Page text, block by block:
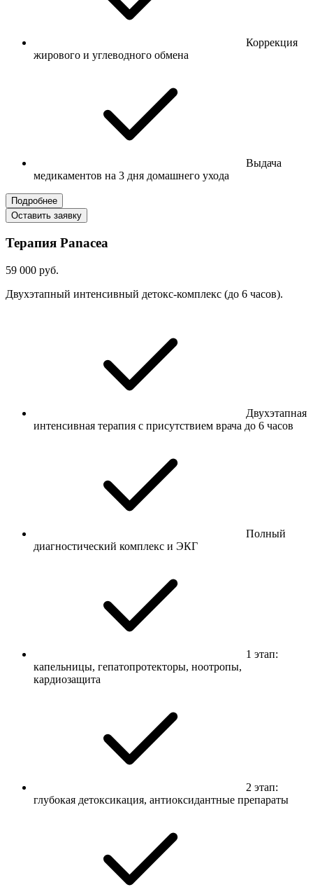
Коррекция
жирового и углеводного обмена
Выдача
медикаментов на 3 дня домашнего ухода
Подробнее
Оставить заявку
Терапия Panacea
59 000 руб.
Двухэтапный интенсивный детокс-комплекс (до 6 часов).
Двухэтапная
интенсивная терапия с присутствием врача до 6 часов
Полный
диагностический комплекс и ЭКГ
1 этап:
капельницы, гепатопротекторы, ноотропы,
кардиозащита
2 этап:
глубокая детоксикация, антиоксидантные препараты